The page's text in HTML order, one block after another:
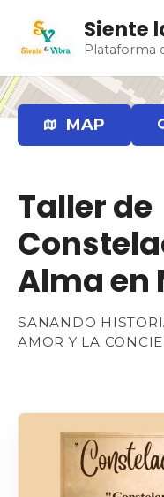
t
a
r
Siente
Plataforma
MAP
Taller de
Alma en
SANANDO
AMOR Y LA